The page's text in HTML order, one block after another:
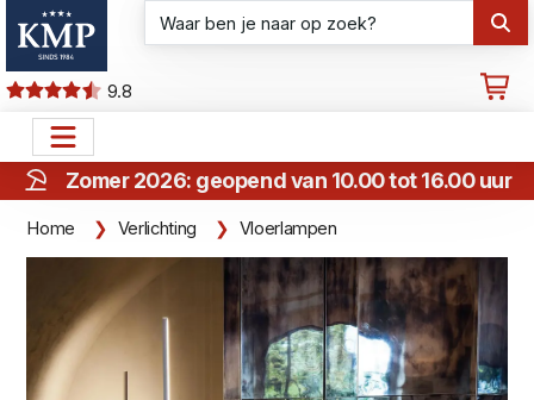
9.8
Zomer 2026: geopend van 10.00 tot 16.00 uur
Home Verlichting Vloerlampen